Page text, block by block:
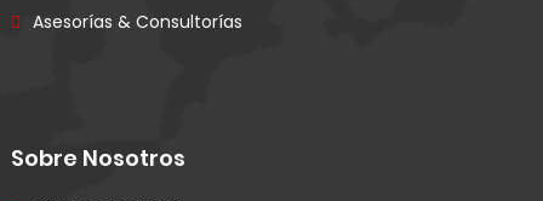
Asesorías & Consultorías
Sobre Nosotros